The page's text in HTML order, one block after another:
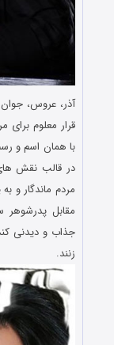
آذر، عروس، جوان
قرار معلوم
با همان اسم و
در قالب نقش
مردم ماندگار و
مقابل پدرشوهر
جذاب و دیدنی
زنند.